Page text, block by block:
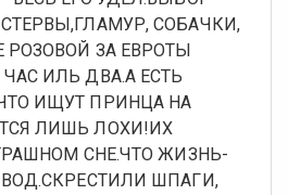
СОБАЧКИ,
РОЗОВОЙ ЗА ЕВРОТЫ
ИЛЬ ДВА.А ЕСТЬ
ИЩУТ ПРИНЦА НА
ЛИШЬ ЛОХИ!ИХ
СНЕ.ЧТО ЖИЗНЬ-
ШПАГИ,